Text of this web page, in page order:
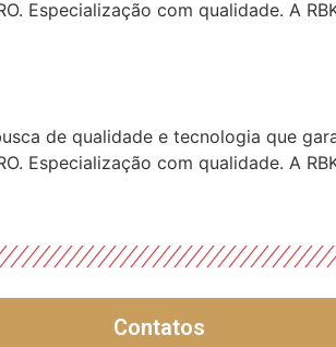
Especialização com qualidade. A
de qualidade e tecnologia que
Especialização com qualidade. A
Contatos